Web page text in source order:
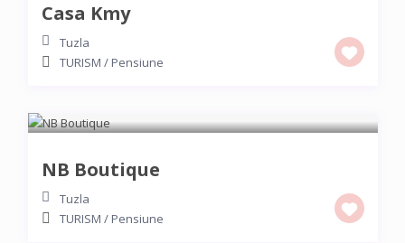
Casa Kmy
Tuzla
TURISM / Pensiune
NB Boutique
Tuzla
TURISM / Pensiune